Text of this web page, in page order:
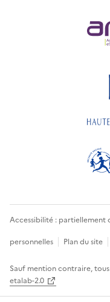
Accessibilité : partiellement
personnelles
Plan du site
Sauf mention contraire,
etalab-2.0